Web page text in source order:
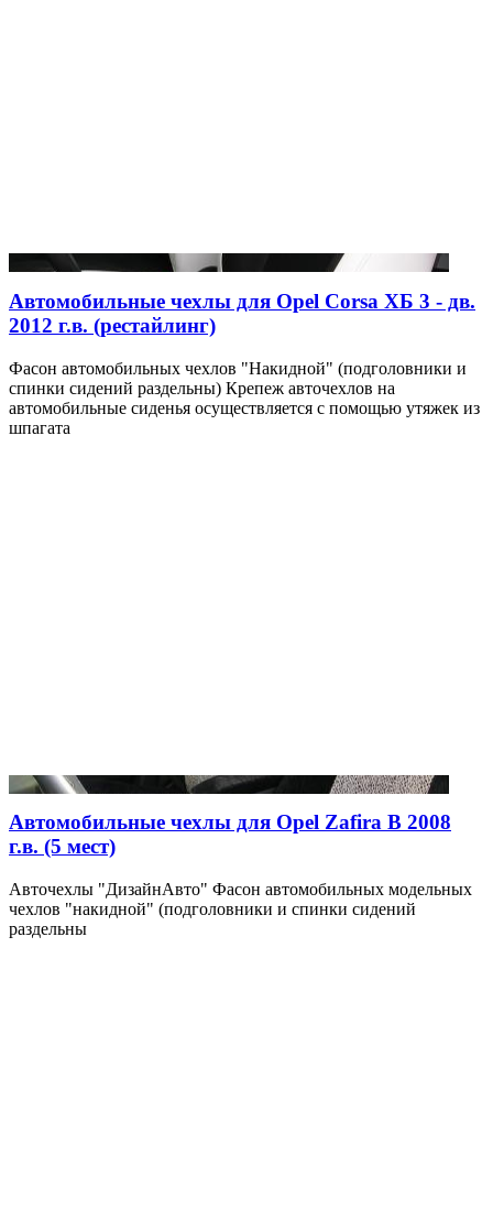
Автомобильные чехлы для Opel Corsa ХБ 3 - дв.
2012 г.в. (рестайлинг)
Фасон автомобильных чехлов "Накидной" (подголовники и
спинки сидений раздельны) Крепеж авточехлов на
автомобильные сиденья осуществляется с помощью утяжек из
шпагата
Автомобильные чехлы для Opel Zafira B 2008
г.в. (5 мест)
Авточехлы "ДизайнАвто" Фасон автомобильных модельных
чехлов "накидной" (подголовники и спинки сидений
раздельны